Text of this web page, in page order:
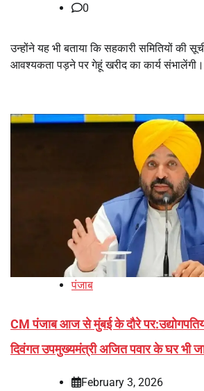
0
उन्होंने यह भी बताया कि सहकारी समितियों की
आवश्यकता पड़ने पर गेहूं खरीद का कार्य
पंजाब
CM पंजाब आज से मुंबई के दौरे
दिवंगत उपमुख्यमंत्री अजित पवार के घर भी
February 3, 2026